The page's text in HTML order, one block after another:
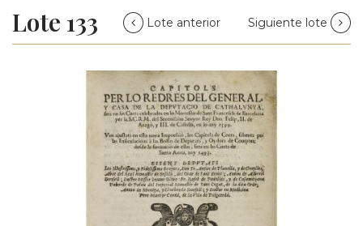
Lote 133 Lote anterior Siguiente lote